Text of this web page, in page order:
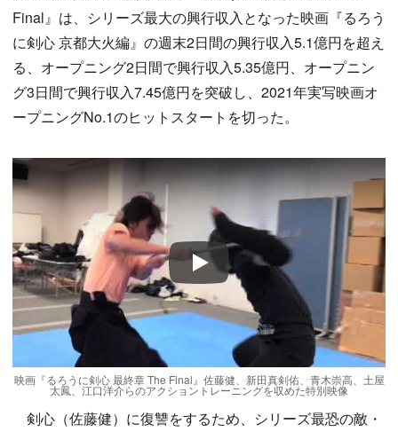
Final』は、シリーズ最大の興行収入となった映画『るろう
に剣心 京都大火編』の週末2日間の興行収入5.1億円を超え
る、オープニング2日間で興行収入5.35億円、オープニン
グ3日間で興行収入7.45億円を突破し、2021年実写映画オ
ープニングNo.1のヒットスタートを切った。
Play
映画『るろうに剣心 最終章 The Final』佐藤健、新田真剣佑、青木崇高、土屋
太鳳、江口洋介らのアクショントレーニングを収めた特別映像
剣心（佐藤健）に復讐をするため、シリーズ最恐の敵・